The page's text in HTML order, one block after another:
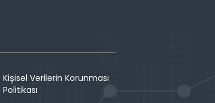
Kişisel Verilerin Korunması
Politikası